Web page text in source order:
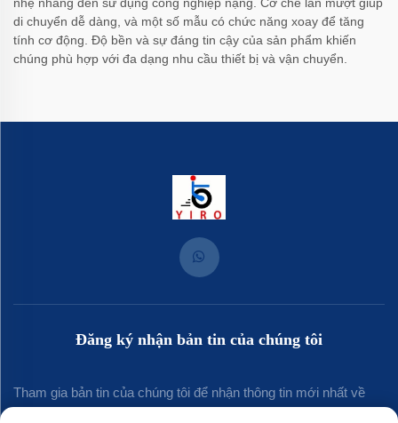
di chuyển dễ dàng, và một số mẫu có chức năng xoay để tăng
tính cơ động. Độ bền và sự đáng tin cậy của sản phẩm khiến
chúng phù hợp với đa dạng nhu cầu thiết bị và vận chuyển.
Đăng ký nhận bản tin của chúng tôi
Tham gia bản tin của chúng tôi để nhận thông tin mới nhất về